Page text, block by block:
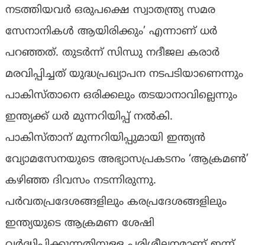
നടത്തിയവർ ഒരുപക്ഷെ സ്വാതന്ത്ര്യ സമര
സേനാനികൾ ആയിരിക്കും’ എന്നാണ് ധർ
പറഞ്ഞത്. തുടർന്ന് സിന്ധു നദീജല കരാർ
മരവിപ്പിച്ചത് യുദ്ധപ്രഖ്യാപന നടപടിയാണെന്നും
പാകിസ്താനെ ഒരിക്കലും തടയാനാവില്ലെന്നും
ഇന്ത്യക്ക് ധർ മുന്നറിയിപ്പ് നൽകി.
പാകിസ്താന് മുന്നറിയിപ്പുമായി ഇന്ത്യൻ
വ്യോമസേനയുടെ അഭ്യാസപ്രകടനം ‘ആക്രമണ്‍’
കഴിഞ്ഞ ദിവസം നടന്നിരുന്നു.
പർവതപ്രദേശങ്ങളിലും കരപ്രദേശങ്ങളിലും
ഇന്ത്യയുടെ ആക്രമണ ശേഷി